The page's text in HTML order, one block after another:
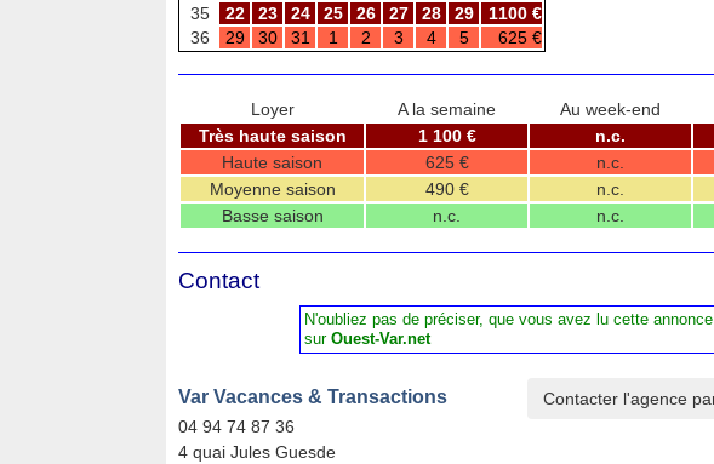
35
22 23 24 25 26 27 28 29
1100 €
36
29 30 31 1 2 3 4 5 625 €
Loyer A la semaine Au week-end
Très haute saison
1 100 € n.c.
Haute saison
625 € n.c.
Moyenne saison
490 € n.c.
Basse saison
n.c. n.c.
Contact
N'oubliez pas de préciser, que vous avez lu cette annonce
sur Ouest-Var.net
Var Vacances & Transactions
04 94 74 87 36
4 quai Jules Guesde